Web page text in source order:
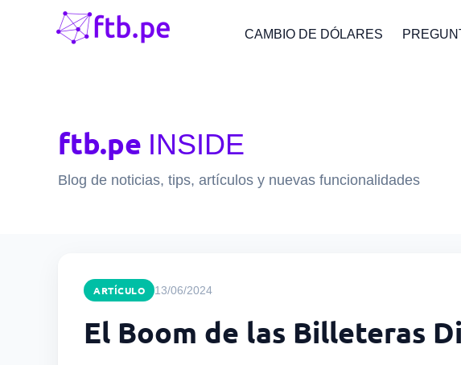
CAMBIO DE DÓLARES
ftb.pe INSIDE
Blog de noticias, tips, artículos y nuevas funcionalidades
ARTÍCULO 13/06/2024
El Boom de las Billeteras